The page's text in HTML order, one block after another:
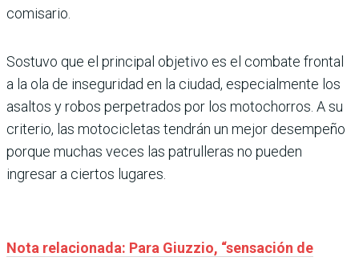
comisario.
Sostuvo que el principal objetivo es el combate frontal
a la ola de inseguridad en la ciudad, especialmente los
asaltos y robos perpetrados por los motochorros. A su
criterio, las motocicletas tendrán un mejor desempeño
porque muchas veces las patrulleras no pueden
ingresar a ciertos lugares.
Nota relacionada: Para Giuzzio, “sensación de